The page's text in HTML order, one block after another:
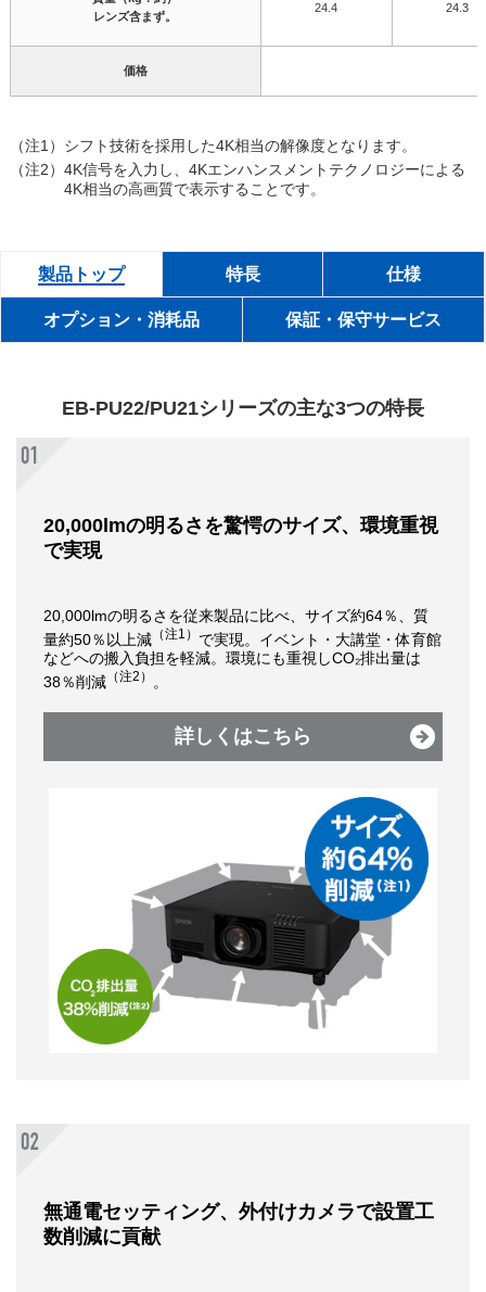
レンズ含まず。
24.4 24.3
価格
（注1） シフト技術を採用した4K相当の解像度となります。
（注2） 4K信号を入力し、4Kエンハンスメントテクノロジーによる
4K相当の高画質で表示することです。
製品トップ 特長 仕様
オプション・消耗品 保証・保守サービス
EB-PU22/PU21シリーズの主な3つの特長
20,000lmの明るさを驚愕のサイズ、環境重視
で実現
20,000lmの明るさを従来製品に比べ、サイズ約64％、質
量約50％以上減 （注1） で実現。イベント・大講堂・体育館
などへの搬入負担を軽減。環境にも重視しCO₂排出量は
38％削減 （注2） 。
詳しくはこちら
無通電セッティング、外付けカメラで設置工
数削減に貢献